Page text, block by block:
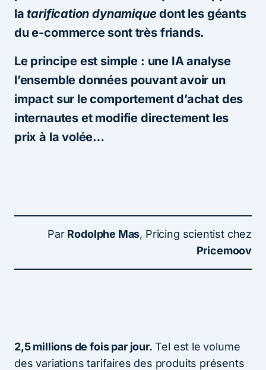
la tarification dynamiquedont les géants
du e-commerce sont très friands.
Le principe est simple : une IA analyse
l’ensemble données pouvant avoir un
impact sur le comportement d’achat des
internautes et modifie directement les
prix à la volée…
Par Rodolphe Mas, Pricing scientist chez
Pricemoov
2,5 millions de fois par jour. Tel est le volume
des variations tarifaires des produits présents